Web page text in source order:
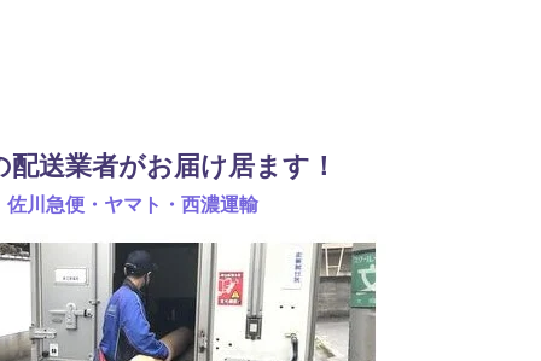
配送業者がお届け居ます！
佐川急便・ヤマト・西濃運輸